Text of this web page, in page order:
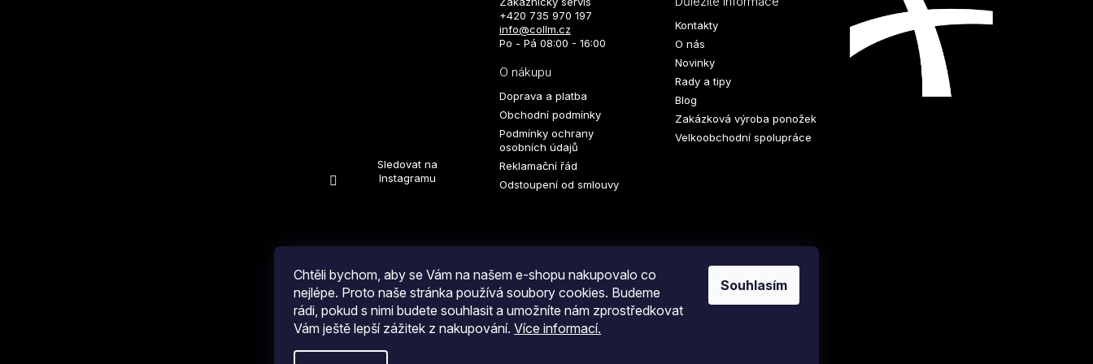
Chtěli bychom, aby se Vám na našem e-shopu nakupovalo co
nejlépe. Proto naše stránka používá soubory cookies. Budeme
rádi, pokud s nimi budete souhlasit a umožníte nám zprostředkovat
Vám ještě lepší zážitek z nakupování. Více informací.
Souhlasím
Sledovat na
Instagramu
+420 735 970 197
info@collm.cz
Po - Pá 08:00 - 16:00
O nákupu
Doprava a platba
Obchodní podmínky
Podmínky ochrany
osobních údajů
Reklamační řád
Odstoupení od smlouvy
Kontakty
O nás
Novinky
Rady a tipy
Blog
Zakázková výroba ponožek
Velkoobchodní spolupráce
Kliknutím na tlačítko
PŘIHLÁSIT
. Všechna práva vyhrazena.Upravit nastavení cookies